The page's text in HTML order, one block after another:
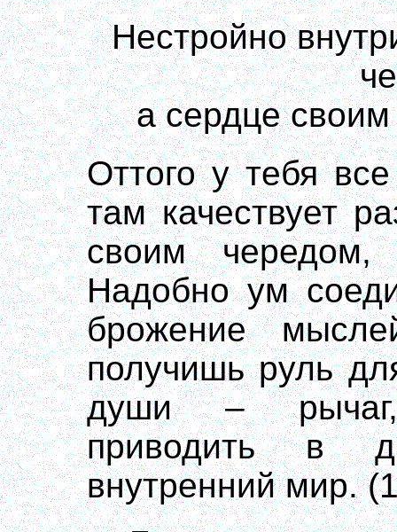
Нестройно
а сердце
Оттого у тебя
там качествует
своим
Надобно ум
брожение
получишь руль
души –
приводить в
внутренний мир.